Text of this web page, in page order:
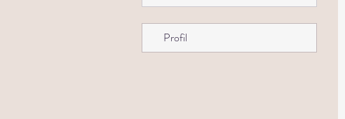
Profil